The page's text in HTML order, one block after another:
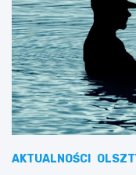
AKTUALNOŚCI